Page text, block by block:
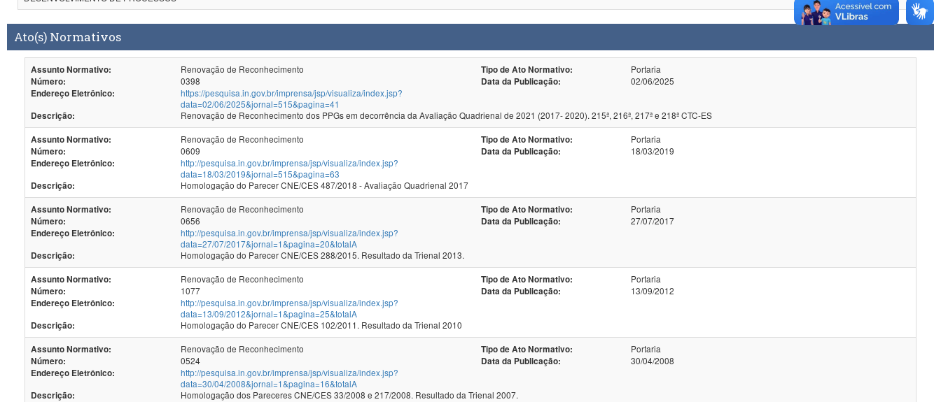
Ato(s) Normativos
Assunto Normativo: Renovação de Reconhecimento Tipo de Ato Normativo:
Portaria
Número:
0398 Data da Publicação:
02/06/2025
Endereço Eletrônico:
https://pesquisa.in.gov.br/imprensa/jsp/visualiza/index.jsp?
data=02/06/2025&jornal=515&pagina=41
Descrição:
Renovação de Reconhecimento dos PPGs em decorrência da Avaliação Quadrienal de 2021 (2017- 2020). 215ª, 216ª, 217ª e 218ª CTC-ES
Assunto Normativo: Renovação de Reconhecimento Tipo de Ato Normativo:
Portaria
Número:
0609 Data da Publicação:
18/03/2019
Endereço Eletrônico:
http://pesquisa.in.gov.br/imprensa/jsp/visualiza/index.jsp?
data=18/03/2019&jornal=515&pagina=63
Descrição:
Homologação do Parecer CNE/CES 487/2018 - Avaliação Quadrienal 2017
Assunto Normativo: Renovação de Reconhecimento Tipo de Ato Normativo:
Portaria
Número:
0656 Data da Publicação:
27/07/2017
Endereço Eletrônico:
http://pesquisa.in.gov.br/imprensa/jsp/visualiza/index.jsp?
data=27/07/2017&jornal=1&pagina=20&totalA
Descrição:
Homologação do Parecer CNE/CES 288/2015. Resultado da Trienal 2013.
Assunto Normativo: Renovação de Reconhecimento Tipo de Ato Normativo:
Portaria
Número:
1077 Data da Publicação:
13/09/2012
Endereço Eletrônico:
http://pesquisa.in.gov.br/imprensa/jsp/visualiza/index.jsp?
data=13/09/2012&jornal=1&pagina=25&totalA
Descrição:
Homologação do Parecer CNE/CES 102/2011. Resultado da Trienal 2010
Assunto Normativo: Renovação de Reconhecimento Tipo de Ato Normativo:
Portaria
Número:
0524 Data da Publicação:
30/04/2008
Endereço Eletrônico:
http://pesquisa.in.gov.br/imprensa/jsp/visualiza/index.jsp?
data=30/04/2008&jornal=1&pagina=16&totalA
Descrição:
Homologação dos Pareceres CNE/CES 33/2008 e 217/2008. Resultado da Trienal 2007.